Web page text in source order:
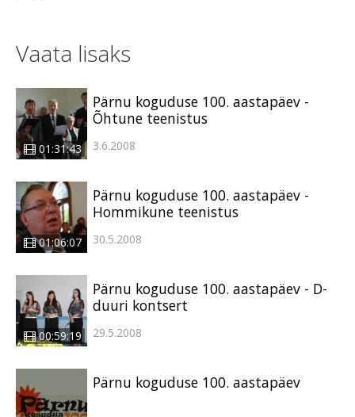
Vaata lisaks
01:31:43
Pärnu koguduse 100. aastapäev -
Õhtune teenistus
3.6.2008
01:06:07
Pärnu koguduse 100. aastapäev -
Hommikune teenistus
30.5.2008
00:59:19
Pärnu koguduse 100. aastapäev - D-
duuri kontsert
29.5.2008
Pärnu koguduse 100. aastapäev